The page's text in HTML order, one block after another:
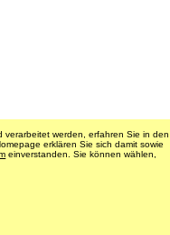
werden, erfahren Sie in den
erklären Sie sich damit sowie
einverstanden. Sie können wählen,